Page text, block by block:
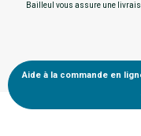
Bailleul vous assure une
Aide à la commande en